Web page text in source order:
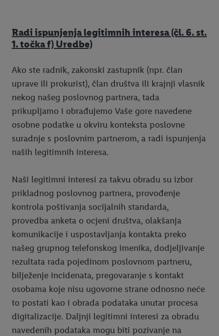
Radi ispunjenja legitimnih interesa (čl. 6. st.
1. točka f) Uredbe)
Ako ste radnik, zakonski zastupnik (npr. član
uprave ili prokurist), član društva ili krajnji vlasnik
nekog našeg poslovnog partnera, tada
prikupljamo i obrađujemo Vaše gore navedene
osobne podatke u okviru konteksta poslovne
suradnje s poslovnim partnerom, a radi ispunjenja
naših legitimnih interesa.
Naši legitimni interesi za takvu obradu su izbor
prikladnog poslovnog partnera, provođenje
kontrola poštivanja socijalnih standarda,
provedba anketa o ocjeni društva, olakšanja
komunikacije i uspostavljanja kontakta preko
našeg grupnog telefonskog imenika, dodjeljivanje
rezultata rada pojedinom poslovnom partneru,
bilježenje incidenata, pregovaranje s kontakt
osobama koje nisu ugovorne strane odnosno neće
to postati kao i obrada podataka unutar procesa
digitalizacije. Daljnji legitimni interesi za obradu
navedenih podataka mogu biti pozivanje na